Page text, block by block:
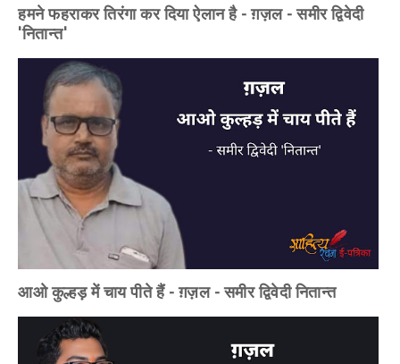
हमने फहराकर तिरंगा कर दिया ऐलान है - ग़ज़ल - समीर द्विवेदी
'नितान्त'
आओ कुल्हड़ में चाय पीते हैं - ग़ज़ल - समीर द्विवेदी नितान्त